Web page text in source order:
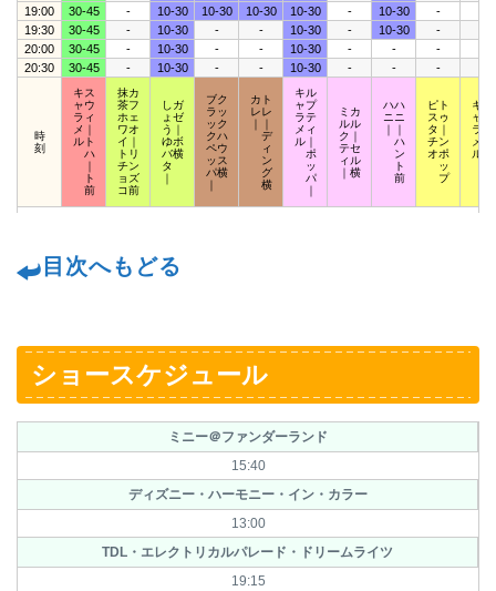
19:00
30-45 - 10-30 10-30 10-30 10-30 - 10-30 -
19:30
30-45 - 10-30 - - 10-30 - 10-30 -
20:00
30-45 - 10-30 - - 10-30 - - -
20:30
30-45 - 10-30 - - 10-30 - - -
時
刻
キス
ャウ
ラィ
メ｜
ルト
ハ
｜
ト
前
抹カ
茶フ
ホェ
ワオ
イ｜
トリ
チン
ョズ
コ前
しガ
ょゼ
う｜
ゆボ
バ横
タ
｜
ブク
ラッ
ック
クハ
ペウ
ッス
パ横
｜
カト
レレ
｜｜
デ
ィ
ン
グ
横
キル
ャプ
ラテ
メィ
ル｜
ポ
ッ
パ
｜
ミカ
ルル
ク｜
テセ
ィル
｜横
ハハ
ニニ
｜｜
ハ
ン
ト
前
ピト
スゥ
タ｜
チン
オポ
ッ
プ
キポ
ャッ
ラプ
メア
ルロ
目次へもどる
ショースケジュール
ミニー＠ファンダーランド
15:40
ディズニー・ハーモニー・イン・カラー
13:00
TDL・エレクトリカルパレード・ドリームライツ
19:15